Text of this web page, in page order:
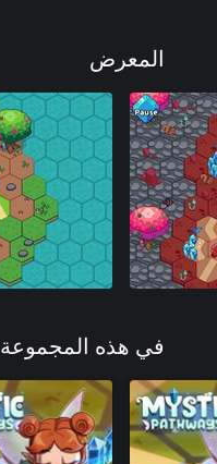
المعرض
في هذه المجموعة